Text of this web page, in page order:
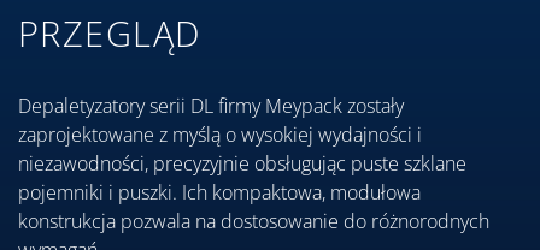
PRZEGLĄD
Depaletyzatory serii DL firmy Meypack zostały
zaprojektowane z myślą o wysokiej wydajności i
niezawodności, precyzyjnie obsługując puste szklane
pojemniki i puszki. Ich kompaktowa, modułowa
konstrukcja pozwala na dostosowanie do różnorodnych